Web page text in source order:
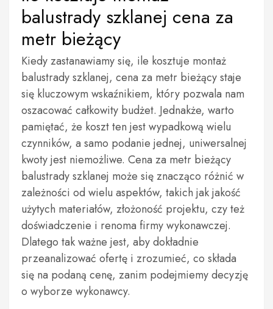
balustrady szklanej cena za
metr bieżący
Kiedy zastanawiamy się, ile kosztuje montaż
balustrady szklanej, cena za metr bieżący staje
się kluczowym wskaźnikiem, który pozwala nam
oszacować całkowity budżet. Jednakże, warto
pamiętać, że koszt ten jest wypadkową wielu
czynników, a samo podanie jednej, uniwersalnej
kwoty jest niemożliwe. Cena za metr bieżący
balustrady szklanej może się znacząco różnić w
zależności od wielu aspektów, takich jak jakość
użytych materiałów, złożoność projektu, czy też
doświadczenie i renoma firmy wykonawczej.
Dlatego tak ważne jest, aby dokładnie
przeanalizować ofertę i zrozumieć, co składa
się na podaną cenę, zanim podejmiemy decyzję
o wyborze wykonawcy.